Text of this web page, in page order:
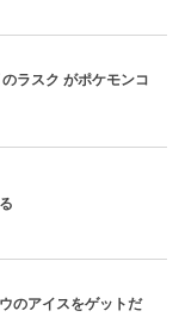
ラスク がポケモンコ
のアイスをゲットだ